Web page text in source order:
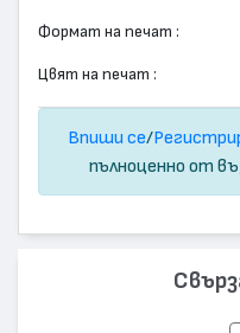
Формат на печат :
Цвят на печат :
Впиши се/
пълноценно от